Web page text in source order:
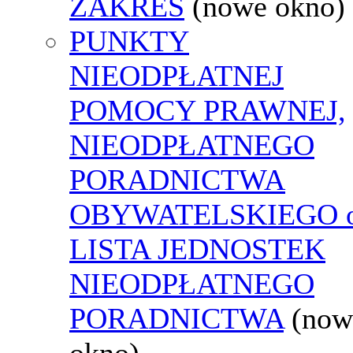
PUNKTY
NIEODPŁATNEJ
POMOCY PRAWNEJ,
NIEODPŁATNEGO
PORADNICTWA
OBYWATELSKIEGO
LISTA JEDNOSTEK
NIEODPŁATNEGO
PORADNICTWA